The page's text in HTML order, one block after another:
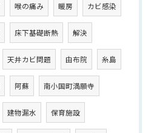
喉の痛み 暖房 カビ感染
床下基礎断熱 解決
天井カビ問題 由布院 糸島
阿蘇 南小国町満願寺
建物漏水 保育施設